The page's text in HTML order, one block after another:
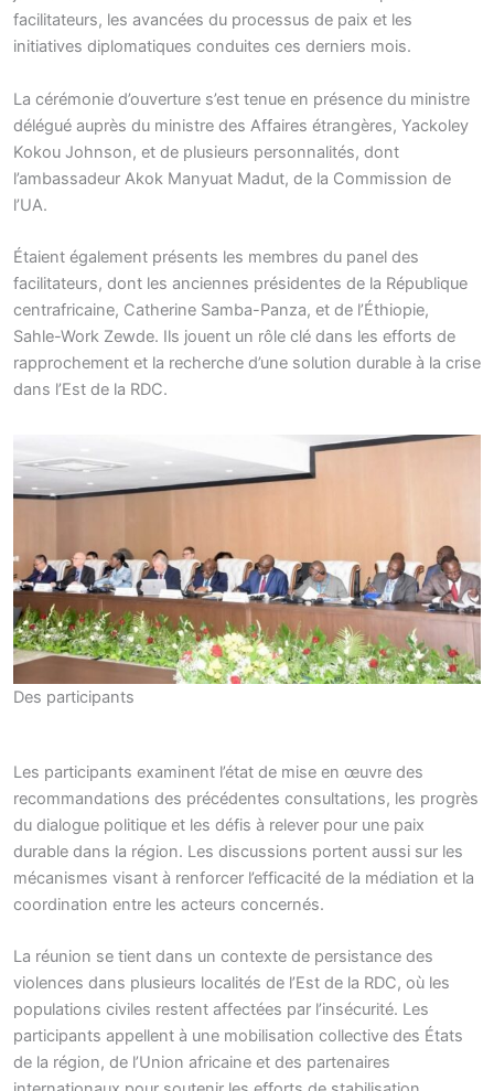
facilitateurs, les avancées du processus de paix et les
initiatives diplomatiques conduites ces derniers mois.
La cérémonie d’ouverture s’est tenue en présence du ministre
délégué auprès du ministre des Affaires étrangères, Yackoley
Kokou Johnson, et de plusieurs personnalités, dont
l’ambassadeur Akok Manyuat Madut, de la Commission de
l’UA.
Étaient également présents les membres du panel des
facilitateurs, dont les anciennes présidentes de la République
centrafricaine, Catherine Samba-Panza, et de l’Éthiopie,
Sahle-Work Zewde. Ils jouent un rôle clé dans les efforts de
rapprochement et la recherche d’une solution durable à la crise
dans l’Est de la RDC.
Des participants
Les participants examinent l’état de mise en œuvre des
recommandations des précédentes consultations, les progrès
du dialogue politique et les défis à relever pour une paix
durable dans la région. Les discussions portent aussi sur les
mécanismes visant à renforcer l’efficacité de la médiation et la
coordination entre les acteurs concernés.
La réunion se tient dans un contexte de persistance des
violences dans plusieurs localités de l’Est de la RDC, où les
populations civiles restent affectées par l’insécurité. Les
participants appellent à une mobilisation collective des États
de la région, de l’Union africaine et des partenaires